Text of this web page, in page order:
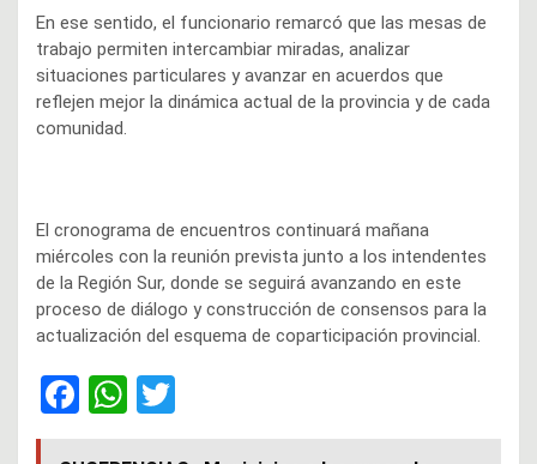
En ese sentido, el funcionario remarcó que las mesas de
trabajo permiten intercambiar miradas, analizar
situaciones particulares y avanzar en acuerdos que
reflejen mejor la dinámica actual de la provincia y de cada
comunidad.
El cronograma de encuentros continuará mañana
miércoles con la reunión prevista junto a los intendentes
de la Región Sur, donde se seguirá avanzando en este
proceso de diálogo y construcción de consensos para la
actualización del esquema de coparticipación provincial.
F
a
W
h
wi